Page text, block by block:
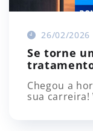
26/02/2026
Se torne
Chegou a
sua carreira!